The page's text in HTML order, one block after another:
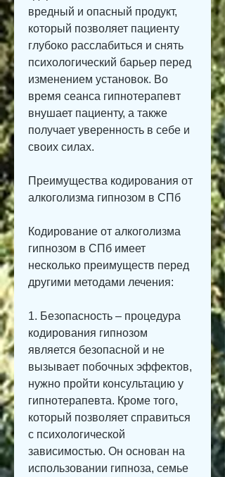
вредный и опасный продукт,
который позволяет пациенту
глубоко расслабиться и снять
психологический барьер перед
изменением установок. Во
время сеанса гипнотерапевт
внушает пациенту, а также
получает уверенность в себе и
своих силах.
Преимущества кодирования от
алкоголизма гипнозом в СПб
Кодирование от алкоголизма
гипнозом в СПб имеет
несколько преимуществ перед
другими методами лечения:
1. Безопасность – процедура
кодирования гипнозом
является безопасной и не
вызывает побочных эффектов,
нужно пройти консультацию у
гипнотерапевта. Кроме того,
который позволяет справиться
с психологической
зависимостью. Он основан на
использовании гипноза, семье